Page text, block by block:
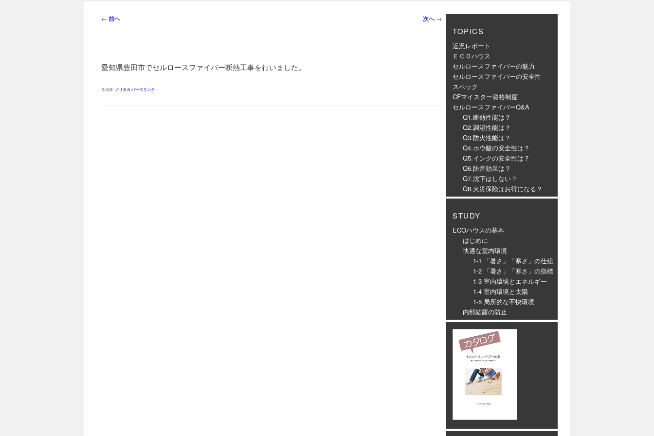
ン
投
ゲ
シ
← 前へ 次へ→
愛知県豊田市でセルロースファイバー断熱工事を行いました。
作成者: ノリタカ パーマリンク
TOPICS
近況レポート
ＥＣＯハウス
セルロースファイバーの魅力
セルロースファイバーの安全性
スペック
CFマイスター資格制度
セルロースファイバーQ&A
Q1.断熱性能は？
Q2.調湿性能は？
Q3.防火性能は？
Q4.ホウ酸の安全性は？
Q5.インクの安全性は？
Q6.防音効果は？
Q7.沈下はしない？
Q8.火災保険はお得になる？
STUDY
ECOハウスの基本
はじめに
快適な室内環境
1-1 「暑さ」「寒さ」の仕組
1-2 「暑さ」「寒さ」の指標
1-3 室内環境とエネルギー
1-4 室内環境と太陽
1-5 局所的な不快環境
内部結露の防止